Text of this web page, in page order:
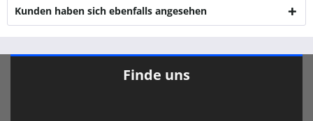
Kunden haben sich ebenfalls angesehen
Finde uns